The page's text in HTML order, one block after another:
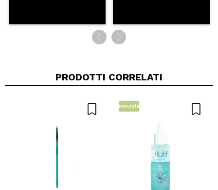
PRODOTTI CORRELATI
Naturale